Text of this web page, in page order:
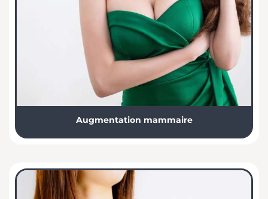
Augmentation mammaire